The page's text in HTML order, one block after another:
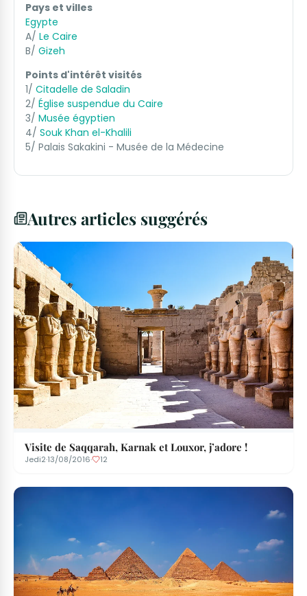
Pays et villes
Egypte
A/ Le Caire
B/ Gizeh
Points d'intérêt visités
1/ Citadelle de Saladin
2/ Église suspendue du Caire
3/ Musée égyptien
4/ Souk Khan el-Khalili
5/ Palais Sakakini - Musée de la Médecine
Autres articles suggérés
Visite de Saqqarah, Karnak et Louxor, j’adore !
Jedi2·13/08/2016· 12